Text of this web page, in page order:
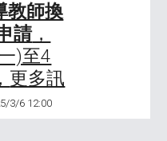
教師換
請，
)至4
更多訊
5/3/6 12:00